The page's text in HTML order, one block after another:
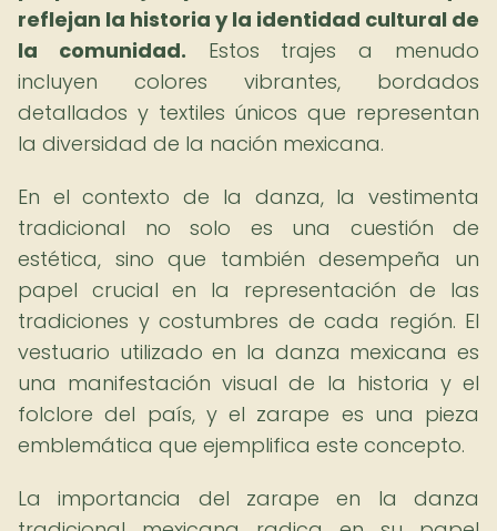
reflejan la historia y la identidad cultural de
la comunidad. Estos trajes a menudo
incluyen colores vibrantes, bordados
detallados y textiles únicos que representan
la diversidad de la nación mexicana.
En el contexto de la danza, la vestimenta
tradicional no solo es una cuestión de
estética, sino que también desempeña un
papel crucial en la representación de las
tradiciones y costumbres de cada región. El
vestuario utilizado en la danza mexicana es
una manifestación visual de la historia y el
folclore del país, y el zarape es una pieza
emblemática que ejemplifica este concepto.
La importancia del zarape en la danza